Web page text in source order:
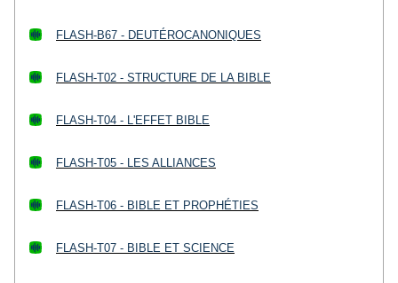
FLASH-B67 - DEUTÉROCANONIQUES
FLASH-T02 - STRUCTURE DE LA BIBLE
FLASH-T04 - L'EFFET BIBLE
FLASH-T05 - LES ALLIANCES
FLASH-T06 - BIBLE ET PROPHÉTIES
FLASH-T07 - BIBLE ET SCIENCE